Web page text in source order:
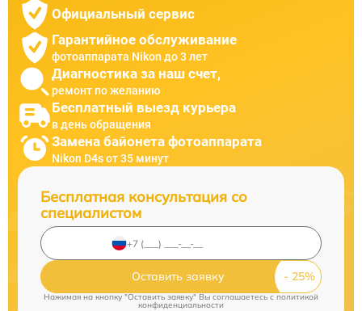
Официальный сервис
Гарантийное обслуживание
фотоаппарата Nikon до 3 лет
Диагностика за наш счет,
ремонт по желанию
Бесплатный выезд курьера
в день обращения
Замена байонета фотоаппарата
Nikon D4s от 35 минут
Бесплатная консультация со
специалистом
Оставить заявку
Нажимая на кнопку "Оставить заявку" Вы соглашаетесь cполитикой
конфиденциальности